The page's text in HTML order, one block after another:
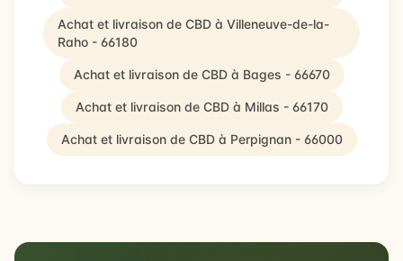
Achat et livraison de CBD à Villeneuve-de-la-
Raho - 66180
Achat et livraison de CBD à Bages - 66670
Achat et livraison de CBD à Millas - 66170
Achat et livraison de CBD à Perpignan - 66000